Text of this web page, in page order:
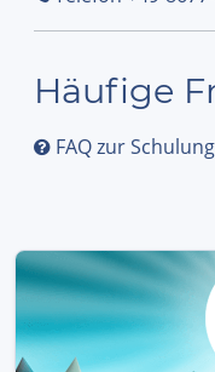
Häufige
FAQ zur Schulung